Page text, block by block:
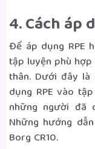
4. Cách áp
Để áp dụng RPE
tập luyện phù
thân. Dưới đây
dụng RPE vào
những người đã
Những hướng
Borg CR10.